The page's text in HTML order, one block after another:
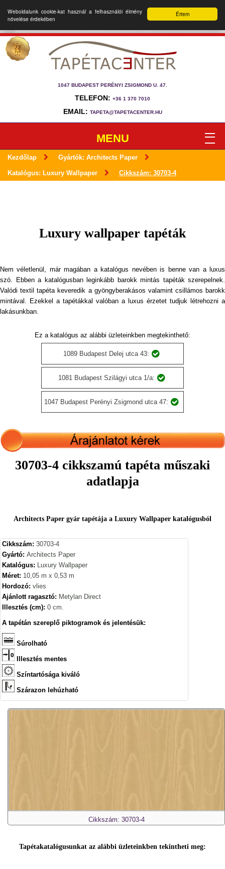
Értem
Weboldalunk cookie-kat használ a felhasználói élmény
növelése érdekében
1047 BUDAPEST PERÉNYI ZSIGMOND U. 47.
TELEFON: +36 1 370 7010
EMAIL: TAPETA@TAPETACENTER.HU
MENU
Kezdőlap Gyártók: Architects Paper
Katalógus: Luxury Wallpaper Cikkszám: 30703-4
Luxury wallpaper tapéták
Nem véletlenül, már magában a katalógus nevében is benne van a luxus
szó. Ebben a katalógusban leginkább barokk mintás tapéták szerepelnek.
Valódi textil tapéta keveredik a gyöngyberakásos valamint csillámos barokk
mintával. Ezekkel a tapétákkal valóban a luxus érzetet tudjuk létrehozni a
lakásunkban.
Ez a katalógus az alábbi üzleteinkben megtekinthető:
1089 Budapest Delej utca 43:
1081 Budapest Szilágyi utca 1/a:
1047 Budapest Perényi Zsigmond utca 47:
30703-4 cikkszamú tapéta műszaki
adatlapja
Architects Paper gyár tapétája a Luxury Wallpaper katalógusból
Cikkszám: 30703-4
Gyártó: Architects Paper
Katalógus: Luxury Wallpaper
Méret: 10,05 m x 0,53 m
Hordozó: vlies
Ajánlott ragasztó: Metylan Direct
Illesztés (cm): 0 cm.
A tapétán szereplő piktogramok és jelentésük:
Súrolható
Illesztés mentes
Színtartósága kiváló
Szárazon lehúzható
Cikkszám: 30703-4
Tapétakatalógusunkat az alábbi üzleteinkben tekintheti meg: